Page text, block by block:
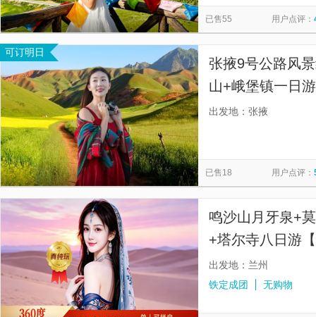
已售55 用户点评：
可订明日
张掖9号公路风
山+峨堡镇一日
留，拒绝走马观
出发地：张掖
已售18 用户点评：
鸣沙山月牙泉+
+塔尔寺八日游
市蜃楼|七彩丹霞
出发地：兰州
铁定成团
无购物